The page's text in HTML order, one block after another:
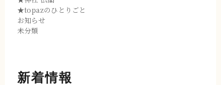
★topazのひとりごと
お知らせ
未分類
新着情報